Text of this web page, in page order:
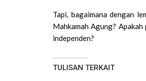
Tapi, bagaimana dengan
Mahkamah Agung?
independen?
TULISAN TERKAIT